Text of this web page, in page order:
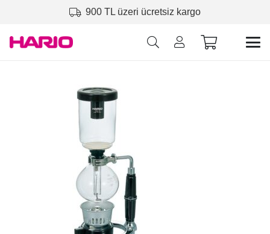
900 TL üzeri ücretsiz kargo